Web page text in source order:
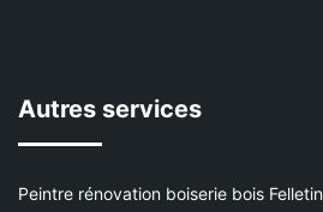
Autres services
Peintre rénovation boiserie bois Felletin